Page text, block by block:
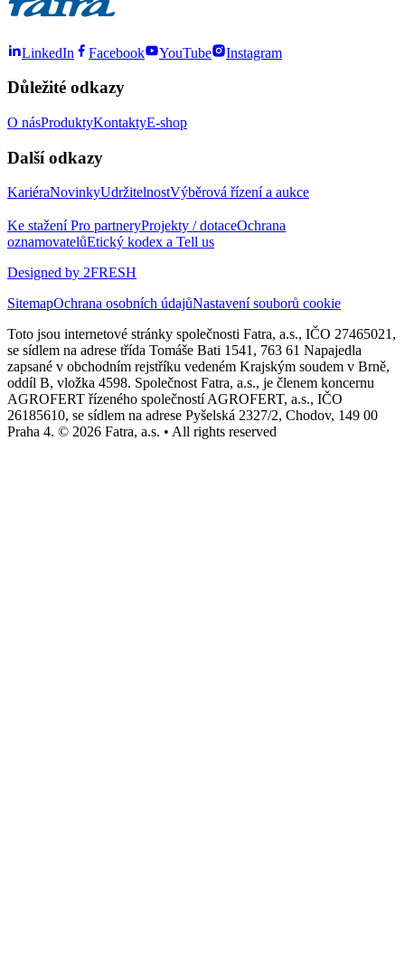
LinkedIn Facebook YouTube Instagram
Důležité odkazy
O násProduktyKontaktyE-shop
Další odkazy
KariéraNovinkyUdržitelnostVýběrová řízení a aukce
Ke staženíPro partneryProjekty / dotaceOchrana
oznamovatelůEtický kodex a Tell us
Designed by 2FRESH
SitemapOchrana osobních údajůNastavení souborů cookie
Toto jsou internetové stránky společnosti Fatra, a.s., IČO 27465021,
se sídlem na adrese třída Tomáše Bati 1541, 763 61 Napajedla
zapsané v obchodním rejstříku vedeném Krajským soudem v Brně,
oddíl B, vložka 4598. Společnost Fatra, a.s., je členem koncernu
AGROFERT řízeného společností AGROFERT, a.s., IČO
26185610, se sídlem na adrese Pyšelská 2327/2, Chodov, 149 00
Praha 4. © 2026 Fatra, a.s. • All rights reserved